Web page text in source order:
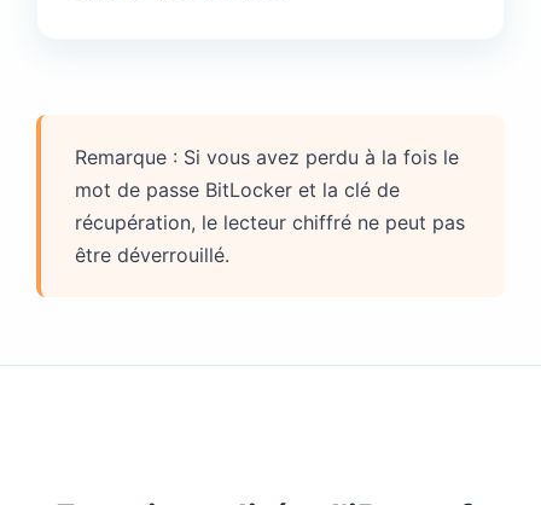
Remarque : Si vous avez perdu à la fois le
mot de passe BitLocker et la clé de
récupération, le lecteur chiffré ne peut pas
être déverrouillé.